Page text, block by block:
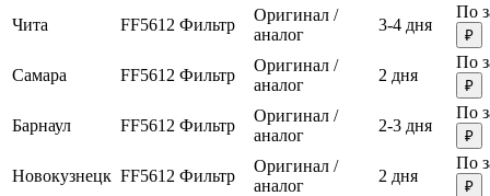
Чита FF5612 Фильтр
Оригинал /
аналог
3-4 дня
По
₽
Самара FF5612 Фильтр
Оригинал /
аналог
2 дня
По
₽
Барнаул FF5612 Фильтр
Оригинал /
аналог
2-3 дня
По
₽
Новокузнецк FF5612 Фильтр
Оригинал /
аналог
2 дня
По
₽